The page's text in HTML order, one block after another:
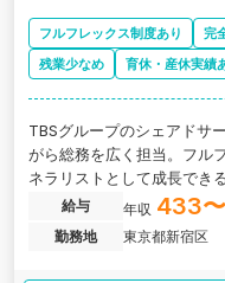
フルフレックス制度あり 完
残業少なめ
育休・産休実績
TBSグループのシェアドサ
がら総務を広く担当。フル
ネラリストとして成長でき
給与 年収 433
勤務地
東京都新宿区